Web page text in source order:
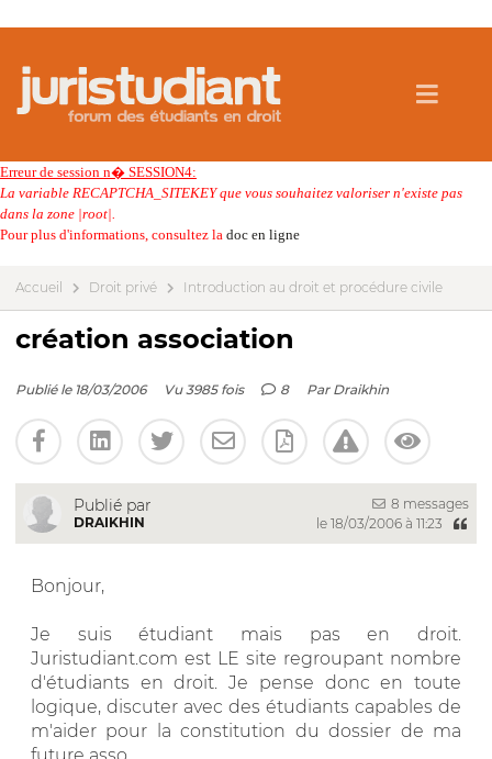
Erreur de session n� SESSION4:
La variable RECAPTCHA_SITEKEY que vous souhaitez valoriser n'existe pas
dans la zone |root|.
Pour plus d'informations, consultez la doc en ligne
Accueil Droit privé Introduction au droit et procédure civile
création association
Publié le 18/03/2006 Vu 3985 fois 8 Par Draikhin
Publié par
DRAIKHIN
8 messages
le 18/03/2006 à 11:23
Bonjour,
Je suis étudiant mais pas en droit.
Juristudiant.com est LE site regroupant nombre
d'étudiants en droit. Je pense donc en toute
logique, discuter avec des étudiants capables de
m'aider pour la constitution du dossier de ma
future asso.